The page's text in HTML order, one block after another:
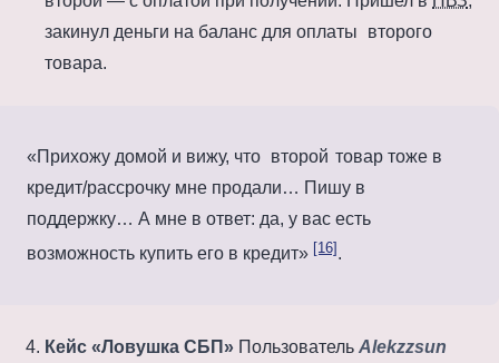
закинул деньги на баланс для оплаты
второго
товара.
Прихожу домой и вижу, что второй товар тоже в
кредит/рассрочку мне продали… Пишу в
поддержку… А мне в ответ: да, у вас есть
возможность купить его в кредит
[16] .
Кейс «Ловушка СБП» Пользователь Alekzzsun